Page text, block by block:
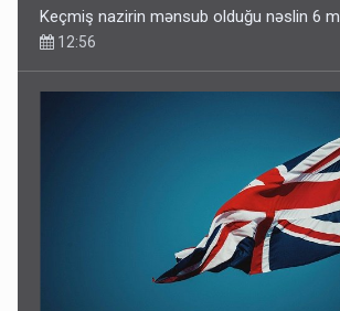
Keçmiş nazirin mənsub olduğu nəslin 6
12:56